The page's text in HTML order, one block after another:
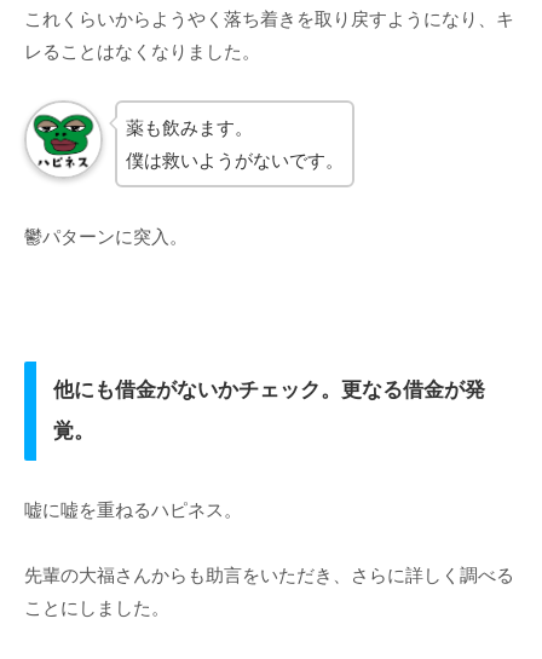
これくらいからようやく落ち着きを取り戻すようになり、キ
レることはなくなりました。
薬も飲みます。
僕は救いようがないです。
鬱パターンに突入。
他にも借金がないかチェック。更なる借金が発
覚。
嘘に嘘を重ねるハピネス。
先輩の大福さんからも助言をいただき、さらに詳しく調べる
ことにしました。